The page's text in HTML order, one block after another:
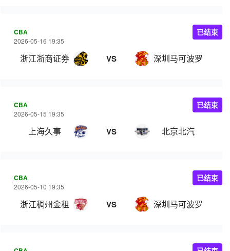
CBA
2026-05-16 19:35
浙江浙商证券 VS 深圳马可波罗
已结束
CBA
2026-05-15 19:35
上海久事 VS 北京北汽
已结束
CBA
2026-05-10 19:35
浙江稠州金租 VS 深圳马可波罗
已结束